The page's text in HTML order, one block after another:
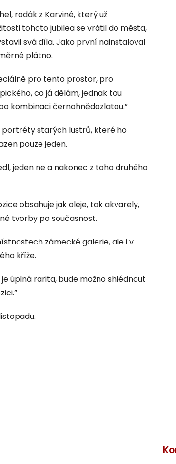
rodák z Karviné, který už
tohoto jubilea se vrátil do města,
svá díla. Jako první nainstaloval
plátno.
pro tento prostor, pro
co já dělám, jednak tou
kombinaci černohnědozlatou.”
portréty starých lustrů, které ho
pouze jeden.
jeden ne a nakonec z toho druhého
obsahuje jak oleje, tak akvarely,
tvorby po současnost.
zámecké galerie, ale i v
kříže.
úplná rarita, bude možno shlédnout